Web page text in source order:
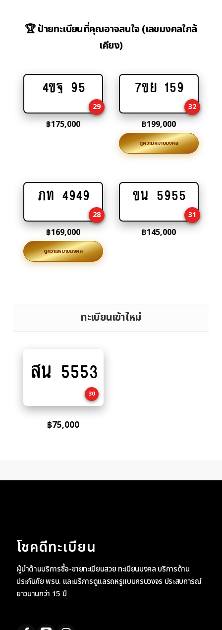
🏆 ป้ายทะเบียนที่คุณอาจสนใจ (เลขมงคลใกล้
เคียง)
Add
cart
4ขฐ 95
29
฿175,000
Add
cart
7ขย 159
32
฿199,000
ดูความหมายมงคล
Add
cart
ภท 4949
28
฿169,000
ดูความหมายมงคล
Add
cart
ขน 5955
31
฿145,000
ทะเบียนเข้าใหม่
to
สน 5553
30
฿75,000
โชคดีทะเบียน
ผู้นำด้านบริการซื้อ-ขายทะเบียนสวย ทะเบียนมงคล บริการด้าน
ประกันภัย พรบ. และบริการดูแลรถหรูแบบครบวงจร ประสบการณ์
ยาวนานกว่า 15 ปี